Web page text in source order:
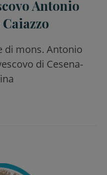
Antonio
di mons. Antonio
di Cesena-